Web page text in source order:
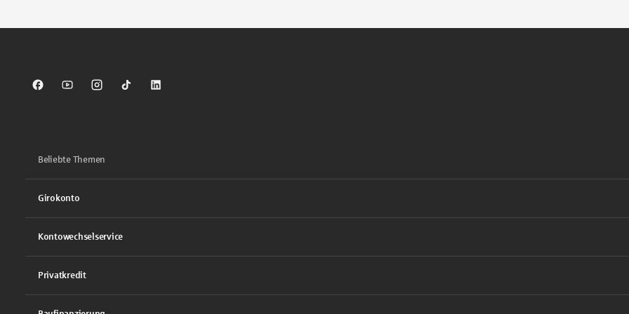
Sparkasse auf Facebook
Sparkasse auf Youtube
Sparkasse auf Instagram
Sparkasse auf TikTok
Sparkasse auf LinkedIn
Beliebte Themen
Girokonto
Kontowechselservice
Privatkredit